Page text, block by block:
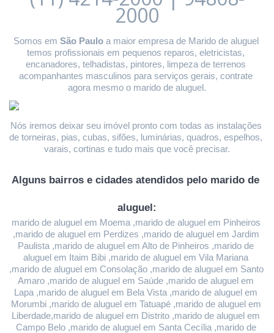
2000
Somos em São Paulo a maior empresa de Marido de aluguel
temos profissionais em pequenos reparos, eletricistas,
encanadores, telhadistas, pintores, limpeza de terrenos
acompanhantes masculinos para serviços gerais, contrate
agora mesmo o marido de aluguel.
Nós iremos deixar seu imóvel pronto com todas as instalações
de torneiras, pias, cubas, sifões, luminárias, quadros, espelhos,
varais, cortinas e tudo mais que você precisar.
Alguns bairros e cidades atendidos pelo marido de
aluguel:
marido de aluguel em Moema ,marido de aluguel em Pinheiros
,marido de aluguel em Perdizes ,marido de aluguel em Jardim
Paulista ,marido de aluguel em Alto de Pinheiros ,marido de
aluguel em Itaim Bibi ,marido de aluguel em Vila Mariana
,marido de aluguel em Consolação ,marido de aluguel em Santo
Amaro ,marido de aluguel em Saúde ,marido de aluguel em
Lapa ,marido de aluguel em Bela Vista ,marido de aluguel em
Morumbi ,marido de aluguel em Tatuapé ,marido de aluguel em
Liberdade,marido de aluguel em Distrito ,marido de aluguel em
Campo Belo ,marido de aluguel em Santa Cecília ,marido de